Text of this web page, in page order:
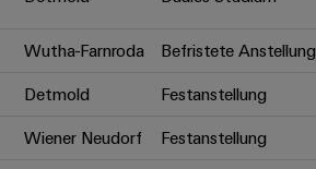
Wutha-Farnroda Befristete Anstellung
Detmold Festanstellung
Wiener Neudorf Festanstellung